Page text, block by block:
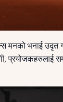
मनको भनाई उदृत
प्रयोजकहरुलाई